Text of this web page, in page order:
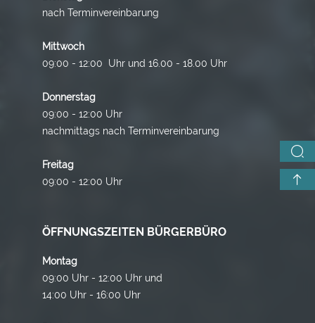
nach Terminvereinbarung
Mittwoch
09:00 - 12:00 Uhr und 16.00 - 18.00 Uhr
Donnerstag
09:00 - 12:00 Uhr
nachmittags nach Terminvereinbarung
Freitag
09:00 - 12:00 Uhr
ÖFFNUNGSZEITEN BÜRGERBÜRO
Montag
09:00 Uhr - 12:00 Uhr und
14:00 Uhr - 16:00 Uhr